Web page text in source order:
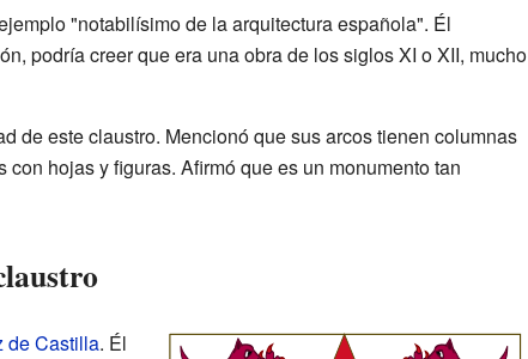
"notabilísimo de la arquitectura española". Él
podría creer que era una obra de los siglos XI o XII, mucho
de este claustro. Mencionó que sus arcos tienen columnas
hojas y figuras. Afirmó que es un monumento tan
de Castilla. Él